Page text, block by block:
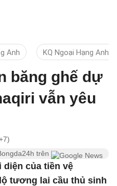
Anh KQ Ngoại Hạng Anh
băng ghế dự
vẫn yêu
trên
của tiền vệ
tương lai cầu thủ sinh